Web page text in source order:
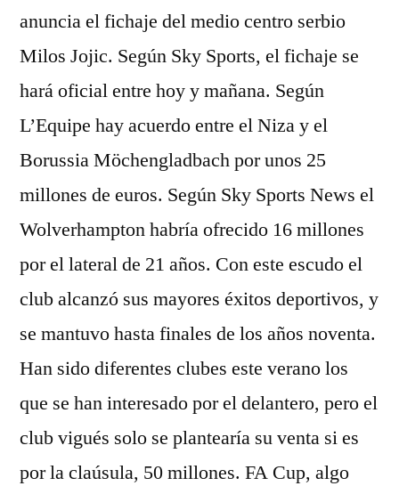
anuncia el fichaje del medio centro serbio
Milos Jojic. Según Sky Sports, el fichaje se
hará oficial entre hoy y mañana. Según
L’Equipe hay acuerdo entre el Niza y el
Borussia Möchengladbach por unos 25
millones de euros. Según Sky Sports News el
Wolverhampton habría ofrecido 16 millones
por el lateral de 21 años. Con este escudo el
club alcanzó sus mayores éxitos deportivos, y
se mantuvo hasta finales de los años noventa.
Han sido diferentes clubes este verano los
que se han interesado por el delantero, pero el
club vigués solo se plantearía su venta si es
por la claúsula, 50 millones. FA Cup, algo